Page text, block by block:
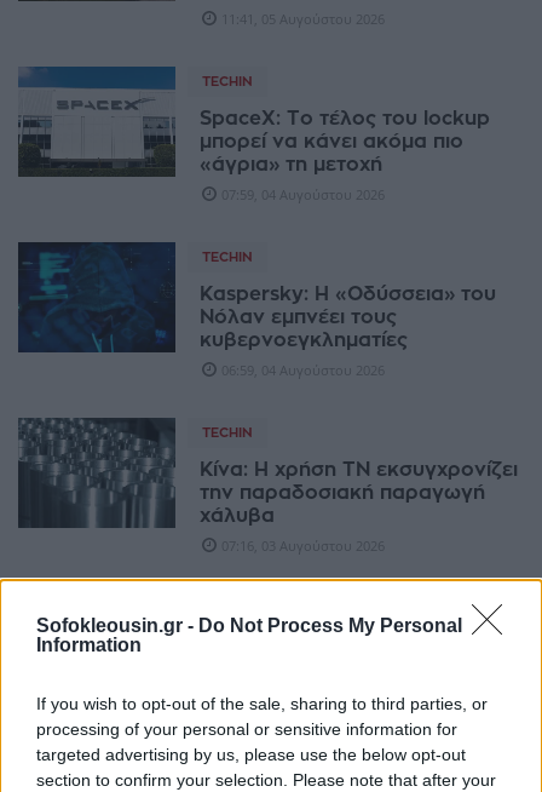
Sofokleousin.gr - Do Not Process My Personal
Information
If you wish to opt-out of the sale, sharing to third parties, or
processing of your personal or sensitive information for
targeted advertising by us, please use the below opt-out
section to confirm your selection. Please note that after your
11:41, 05 Αυγούστου 2026
TECHIN
SpaceX: Το τέλος του lockup
μπορεί να κάνει ακόμα πιο
«άγρια» τη μετοχή
07:59, 04 Αυγούστου 2026
TECHIN
Kaspersky: Η «Οδύσσεια» του
Νόλαν εμπνέει τους
κυβερνοεγκληματίες
06:59, 04 Αυγούστου 2026
TECHIN
Κίνα: Η χρήση ΤΝ εκσυγχρονίζει
την παραδοσιακή παραγωγή
χάλυβα
07:16, 03 Αυγούστου 2026
11:50, 02 Αυγούστου 2026
TECHIN